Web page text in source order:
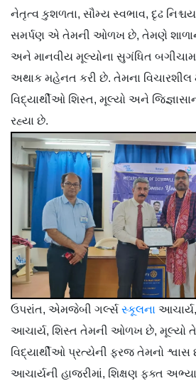
નેતૃત્વ કુશળતા, સૌમ્ય સ્વભાવ, દૃઢ
સમર્પણ એ તેમની ઓળખ છે, તેમણે શાળાને
અને માનવીય મૂલ્યોના સુગંધિત બગીચામાં
અથાક મહેનત કરી છે. તેમના વિચારશીલ
વિદ્યાર્થીઓ શિસ્ત, મૂલ્યો અને
રહ્યા છે.
ઉપરાંત, એમજેબી ગર્લ્સ સ્કૂલના
આચાર્ય, શિસ્ત તેમની ઓળખ છે, મૂલ્યો
વિદ્યાર્થીઓ પ્રત્યેની ફરજ તેમનો
આચાર્યની હાજરીમાં, શિક્ષણ ફક્ત